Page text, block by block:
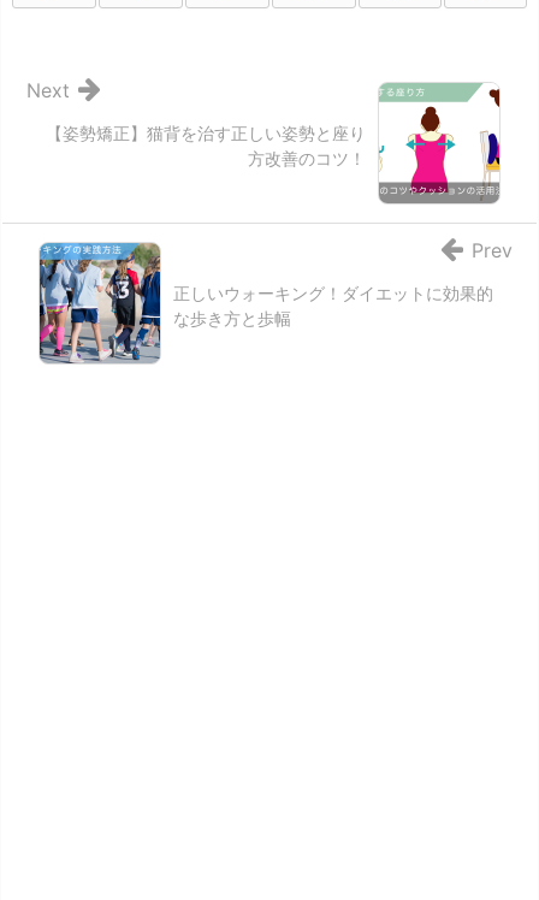
【姿勢矯正】猫背を治す正しい姿勢と座り
方改善のコツ！
Next
正しいウォーキング！ダイエットに効果的
な歩き方と歩幅
Prev